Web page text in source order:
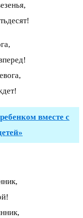
вместе с